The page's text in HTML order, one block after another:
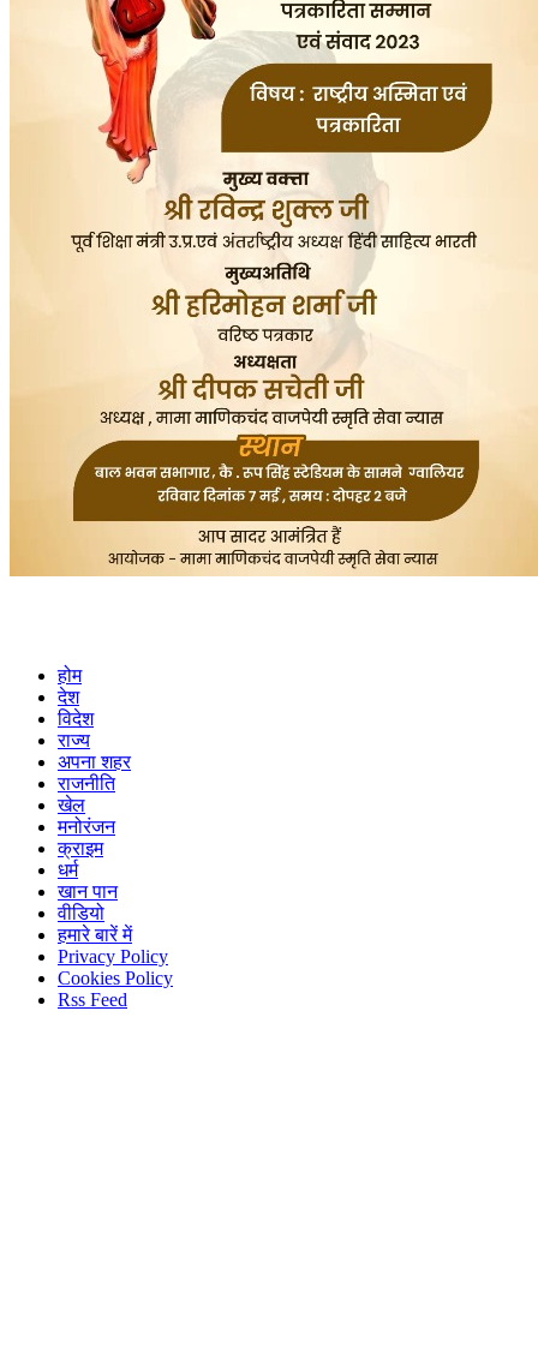
होम
देश
विदेश
राज्य
अपना शहर
राजनीति
खेल
मनोरंजन
क्राइम
धर्म
खान पान
वीडियो
हमारे बारें में
Privacy Policy
Cookies Policy
Rss Feed